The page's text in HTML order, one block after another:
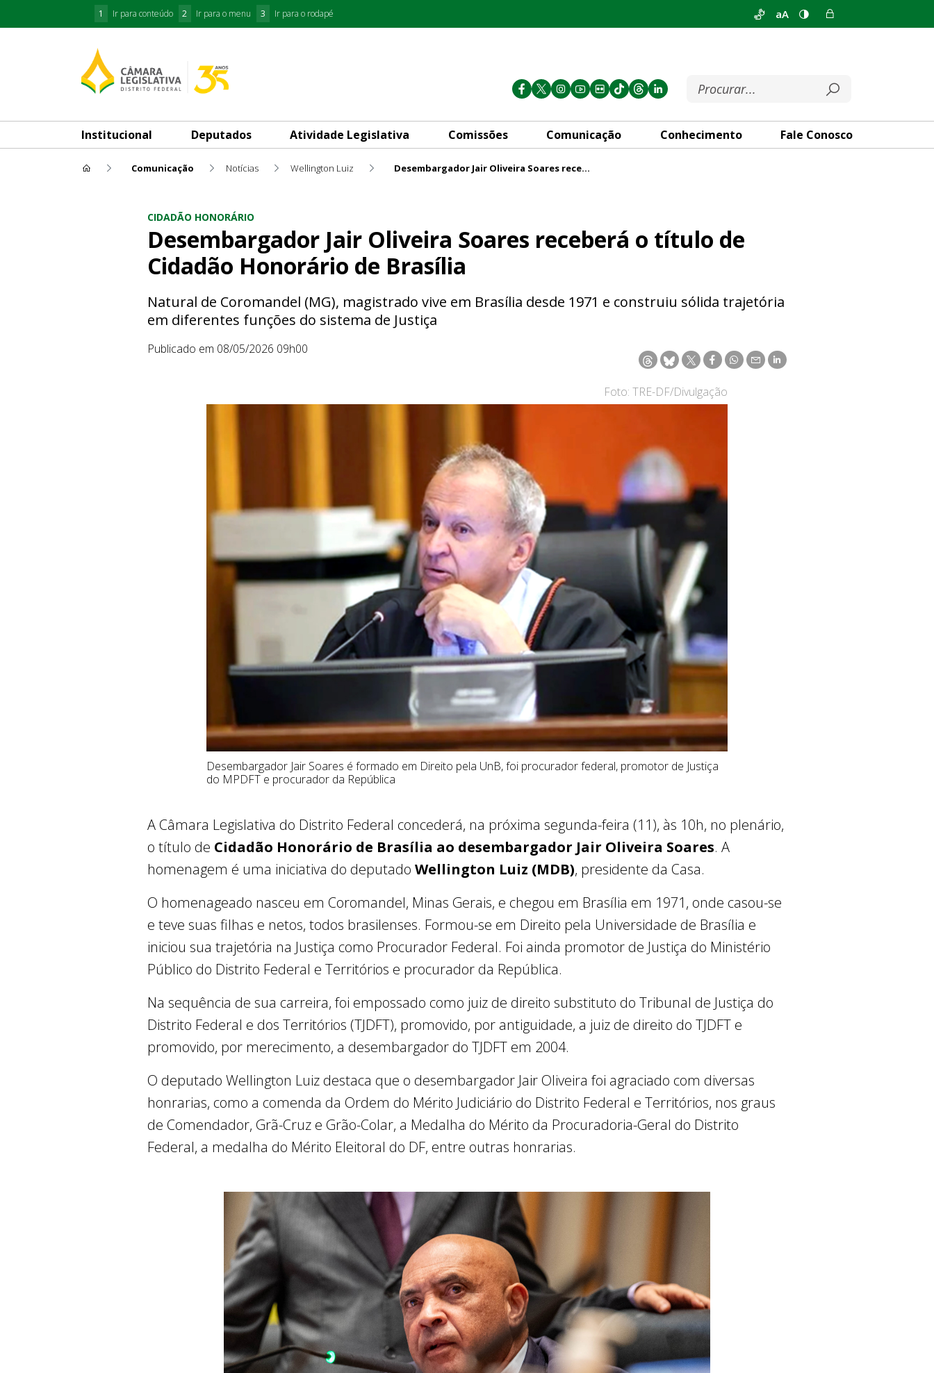
1 Ir para conteúdo 2 Ir para o menu 3 Ir para o rodapé aA
Institucional Deputados Atividade Legislativa Comissões Comunicação Conhecimento Fale Conosco
Comunicação Notícias Wellington Luiz Desembargador Jair Oliveira Soares receberá o título de Cidadão Honorário de Brasília
CIDADÃO HONORÁRIO
Desembargador Jair Oliveira Soares receberá o título de
Cidadão Honorário de Brasília
Natural de Coromandel (MG), magistrado vive em Brasília desde 1971 e construiu sólida trajetória
em diferentes funções do sistema de Justiça
Publicado em 08/05/2026 09h00
Foto: TRE-DF/Divulgação
Desembargador Jair Soares é formado em Direito pela UnB, foi procurador federal, promotor de Justiça
do MPDFT e procurador da República
A Câmara Legislativa do Distrito Federal concederá, na próxima segunda-feira (11), às 10h, no plenário,
o título de Cidadão Honorário de Brasília ao desembargador Jair Oliveira Soares. A
homenagem é uma iniciativa do deputado Wellington Luiz (MDB), presidente da Casa.
O homenageado nasceu em Coromandel, Minas Gerais, e chegou em Brasília em 1971, onde casou-se
e teve suas filhas e netos, todos brasilenses. Formou-se em Direito pela Universidade de Brasília e
iniciou sua trajetória na Justiça como Procurador Federal. Foi ainda promotor de Justiça do Ministério
Público do Distrito Federal e Territórios e procurador da República.
Na sequência de sua carreira, foi empossado como juiz de direito substituto do Tribunal de Justiça do
Distrito Federal e dos Territórios (TJDFT), promovido, por antiguidade, a juiz de direito do TJDFT e
promovido, por merecimento, a desembargador do TJDFT em 2004.
O deputado Wellington Luiz destaca que o desembargador Jair Oliveira foi agraciado com diversas
honrarias, como a comenda da Ordem do Mérito Judiciário do Distrito Federal e Territórios, nos graus
de Comendador, Grã-Cruz e Grão-Colar, a Medalha do Mérito da Procuradoria-Geral do Distrito
Federal, a medalha do Mérito Eleitoral do DF, entre outras honrarias.